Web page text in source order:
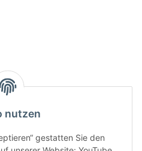
nutzen
gestatten Sie den